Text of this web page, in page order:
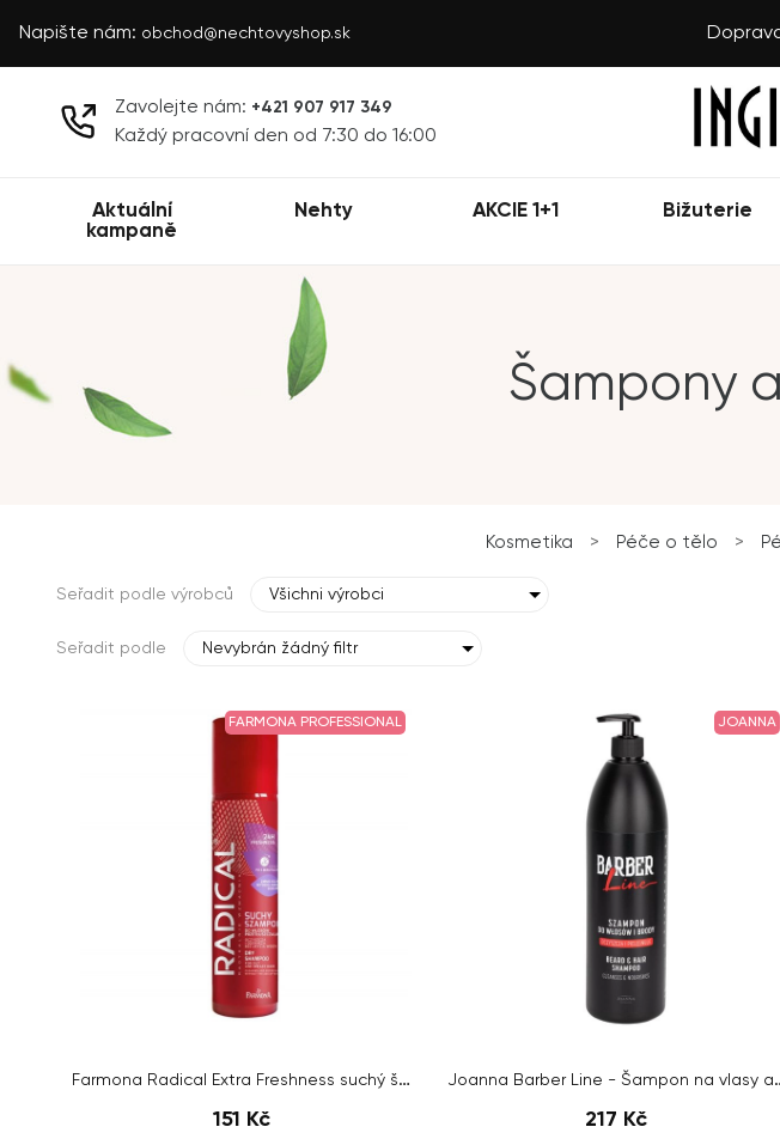
Napište nám: obchod@nechtovyshop.sk
Zavolejte nám: +421 907 917 349
Každý pracovní den od 7:30 do 16:00
Aktuální
kampaně
Nehty AKCIE 1+1 Bižuterie
Šampony
Kosmetika > Péče o tělo >
Seřadit podle výrobců Všichni výrobci
Seřadit podle Nevybrán žádný filtr
FARMONA PROFESSIONAL
Farmona Radical Extra Freshness suchý šampon pro mastné vlasy, 180 ml
151 Kč
JOANNA
Joanna Barber
217 Kč